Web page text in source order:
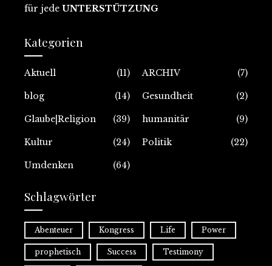
für jede UNTERSTÜTZUNG
Kategorien
Aktuell (11) ARCHIV (7)
blog (14) Gesundheit (2)
Glaube|Religion (39) humanitär (9)
Kultur (24) Politik (22)
Umdenken (64)
Schlagwörter
Abenteuer Kongress Life Power
prophetisch Success Testimony